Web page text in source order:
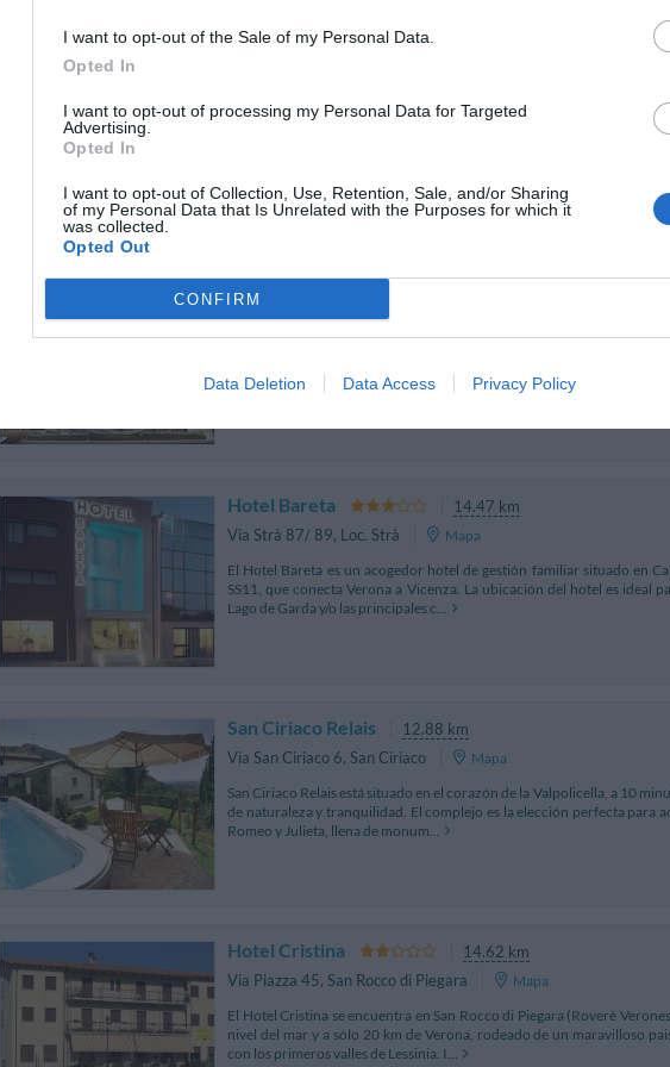
I want to opt-out of the Sale of my Personal Data.
Opted In
I want to opt-out of processing my Personal Data for Targeted
Advertising.
Opted In
I want to opt-out of Collection, Use, Retention, Sale, and/or Sharing
of my Personal Data that Is Unrelated with the Purposes for which it
was collected.
Opted Out
CONFIRM
Data Deletion Data Access Privacy Policy
El Bed and Breakfast DolceCasa está situado en Pedimonte, en el
entre el lago de Garda y el centro histórico de Verona. Ideal para los
Hotel Expo Verona
12.95 km
Villafranca Di Verona
El Hotel Expo Verona es una referencia para el turismo de negocios y
aeropuerto Valerio Catullo. El hotel, dotado con los mejores
elegancia de sus ambientes y por...
Hotel Bareta
14.47 km
Via Strà 87/ 89, Loc. Strà
Mapa
El Hotel Bareta es un acogedor hotel de gestión familiar situado en
SS11, que conecta Verona a Vicenza. La ubicación del hotel es ideal
Lago de Garda y/o las principales c...
San Ciriaco Relais
12.88 km
Via San Ciriaco 6, San Ciriaco
Mapa
San Ciriaco Relais está situado en el corazón de la Valpolicella, a 10
de naturaleza y tranquilidad. El complejo es la elección perfecta para
Romeo y Julieta, llena de monum...
Hotel Cristina
14.62 km
Via Piazza 45, San Rocco di Piegara
Mapa
El Hotel Cristina se encuentra en San Rocco di Piegara (Roverè
nivel del mar y a sólo 20 km de Verona, rodeado de un maravilloso
con los primeros valles de Lessinia. I...